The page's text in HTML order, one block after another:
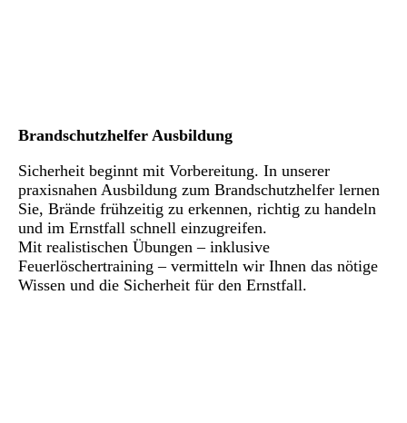
Brandschutzhelfer Ausbildung
Sicherheit beginnt mit Vorbereitung. In unserer
praxisnahen Ausbildung zum Brandschutzhelfer lernen
Sie, Brände frühzeitig zu erkennen, richtig zu handeln
und im Ernstfall schnell einzugreifen.
Mit realistischen Übungen – inklusive
Feuerlöschertraining – vermitteln wir Ihnen das nötige
Wissen und die Sicherheit für den Ernstfall.